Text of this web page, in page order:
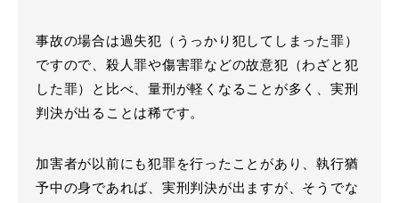
事故の場合は過失犯（うっかり犯してしまった罪）
ですので、殺人罪や傷害罪などの故意犯（わざと犯
した罪）と比べ、量刑が軽くなることが多く、実刑
判決が出ることは稀です。
加害者が以前にも犯罪を行ったことがあり、執行猶
予中の身であれば、実刑判決が出ますが、そうでな